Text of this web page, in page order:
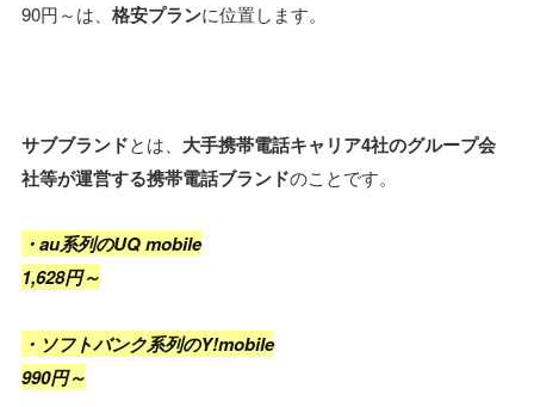
90円～は、 格安プランに位置します。
サブブランドとは、 大手携帯電話キャリア4社のグループ会
社等が運営する携帯電話ブランドのことです。
・au系列のUQ mobile
1,628円～
・ソフトバンク系列のY!mobile
990円～